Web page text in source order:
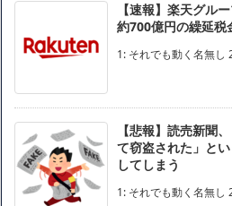
【速報】楽天グル
約700億円の繰延税
1: それでも動く名無
【悲報】読売新聞
て窃盗された」と
してしまう
1: それでも動く名無